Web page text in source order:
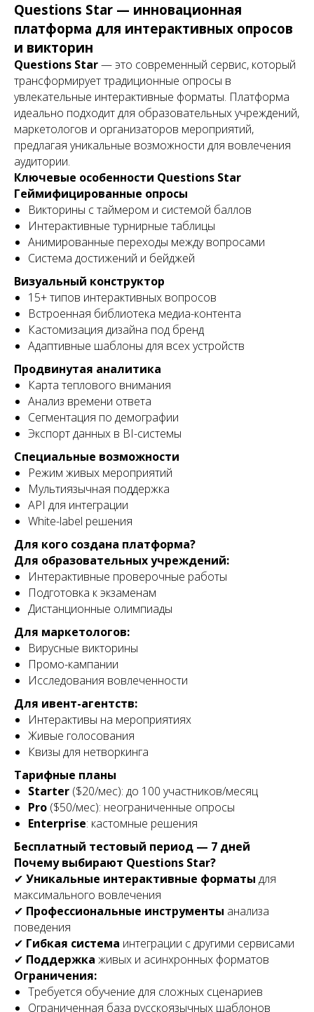
Questions Star — инновационная
платформа для интерактивных опросов
и викторин
Questions Star— это современный сервис, который
трансформирует традиционные опросы в
увлекательные интерактивные форматы. Платформа
идеально подходит для образовательных учреждений,
маркетологов и организаторов мероприятий,
предлагая уникальные возможности для вовлечения
аудитории.
Ключевые особенности Questions Star
Геймифицированные опросы
Викторины с таймером и системой баллов
Интерактивные турнирные таблицы
Анимированные переходы между вопросами
Система достижений и бейджей
Визуальный конструктор
15+ типов интерактивных вопросов
Встроенная библиотека медиа-контента
Кастомизация дизайна под бренд
Адаптивные шаблоны для всех устройств
Продвинутая аналитика
Карта теплового внимания
Анализ времени ответа
Сегментация по демографии
Экспорт данных в BI-системы
Специальные возможности
Режим живых мероприятий
Мультиязычная поддержка
API для интеграции
White-label решения
Для кого создана платформа?
Для образовательных учреждений:
Интерактивные проверочные работы
Подготовка к экзаменам
Дистанционные олимпиады
Для маркетологов:
Вирусные викторины
Промо-кампании
Исследования вовлеченности
Для ивент-агентств:
Интерактивы на мероприятиях
Живые голосования
Квизы для нетворкинга
Тарифные планы
Starter ($20/мес): до 100 участников/месяц
Pro ($50/мес): неограниченные опросы
Enterprise: кастомные решения
Бесплатный тестовый период — 7 дней
Почему выбирают Questions Star?
✔ Уникальные интерактивные форматы для
максимального вовлечения
✔ Профессиональные инструменты анализа
поведения
✔ Гибкая система интеграции с другими сервисами
✔ Поддержка живых и асинхронных форматов
Ограничения:
Требуется обучение для сложных сценариев
Ограниченная база русскоязычных шаблонов